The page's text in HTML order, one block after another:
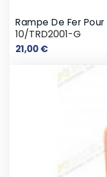
Rampe De Fer
10/TRD2001-G
21,00 €Prix